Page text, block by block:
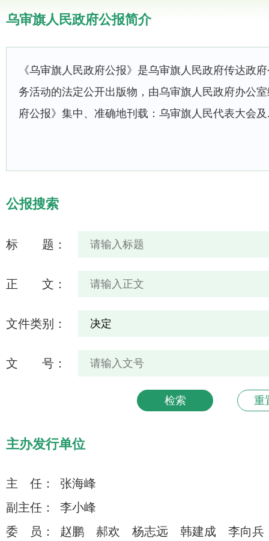
乌审旗人民政府公报简介
《乌审旗人民政府公报》是乌审旗人民政府传达政
务活动的法定公开出版物，由乌审旗人民政府办
府公报》集中、准确地刊载：乌审旗人民代表大会
公报搜索
标 题：
正 文：
文件类别：
文 号：
主办发行单位
主 任：
张海峰
副主任：
李小峰
委 员：
赵鹏 郝欢 杨志远 韩建成 李向